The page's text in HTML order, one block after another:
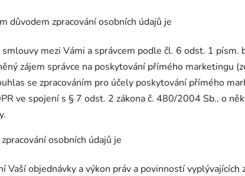
důvodem zpracování osobních údajů je
mezi Vámi a správcem podle čl. 6 odst. 1 písm.
zájem správce na poskytování přímého marketingu
se zpracováním pro účely poskytování přímého
ve spojení s § 7 odst. 2 zákona č. 480/2004 Sb., o
osobních údajů je
Vaší objednávky a výkon práv a povinností